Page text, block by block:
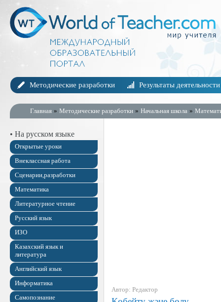
Методические разработки Результаты деятельности
Главная » Методические разработки » Начальная школа »
• На русском языке
Открытые уроки
Внеклассная работа
Сценарии,разработки
Математика
Литературное чтение
Русский язык
ИЗО
Казахский язык и
литература
Английский язык
Информатика
Самопознание
Автор: Редактор